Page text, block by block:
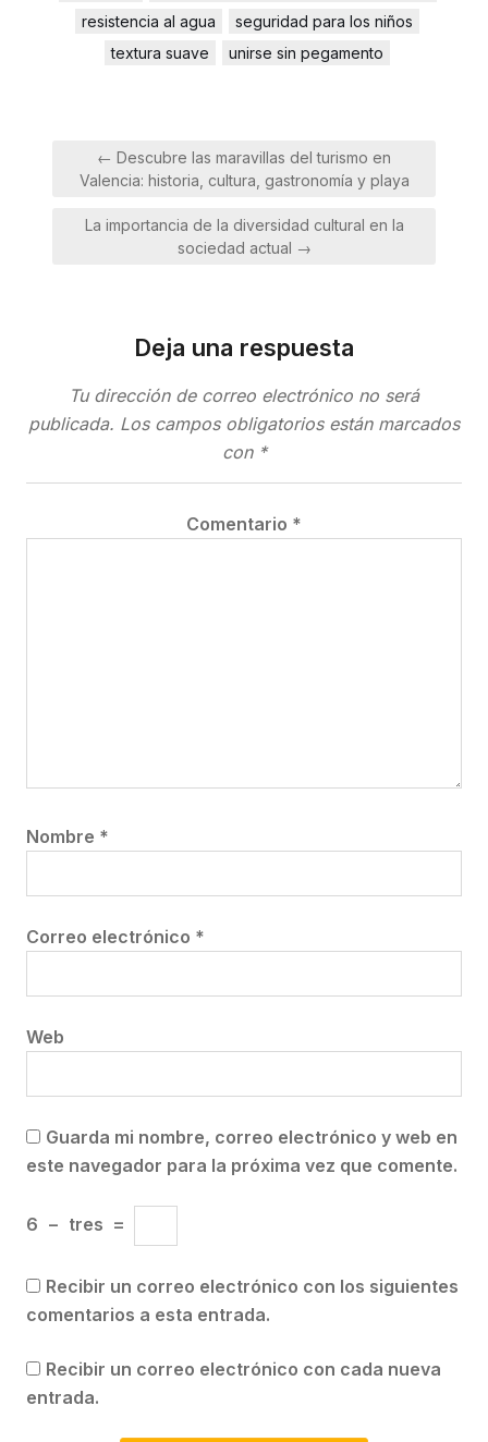
resistencia al agua
seguridad para los niños
textura suave
unirse sin pegamento
Navegación
← Descubre las maravillas del turismo en
Valencia: historia, cultura, gastronomía y playa
La importancia de la diversidad cultural en la
sociedad actual →
Deja una respuesta
Tu dirección de correo electrónico no será
publicada. Los campos obligatorios están marcados
con *
Comentario *
Nombre *
Correo electrónico *
Web
Guarda mi nombre, correo electrónico y web en
este navegador para la próxima vez que comente.
6 − tres =
Recibir un correo electrónico con los siguientes
comentarios a esta entrada.
Recibir un correo electrónico con cada nueva
entrada.